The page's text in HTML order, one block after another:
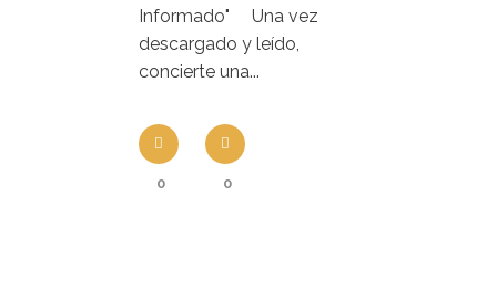
Informado" Una vez
descargado y leído,
concierte una...
0 0